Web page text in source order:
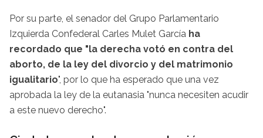
Por su parte, el senador del Grupo Parlamentario
Izquierda Confederal Carles Mulet García ha
recordado que "la derecha votó en contra del
aborto, de la ley del divorcio y del matrimonio
igualitario", por lo que ha esperado que una vez
aprobada la ley de la eutanasia "nunca necesiten acudir
a este nuevo derecho".